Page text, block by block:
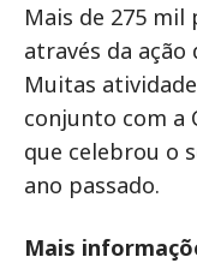
Mais de 275 mil
através da ação
Muitas
conjunto com a
que celebrou o
ano passado.
Mais